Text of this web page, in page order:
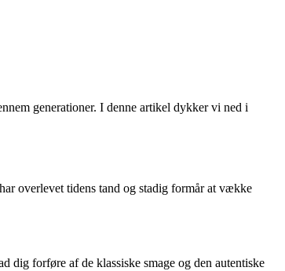
generationer. I denne artikel dykker vi ned i
overlevet tidens tand og stadig formår at vække
dig forføre af de klassiske smage og den autentiske